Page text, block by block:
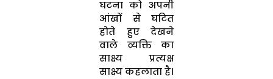
घटना को अपनी
आंखों से घटित
होते हुए देखने
वाले व्यक्ति का
साक्ष्य प्रत्यक्ष
साक्ष्य कहलाता है।